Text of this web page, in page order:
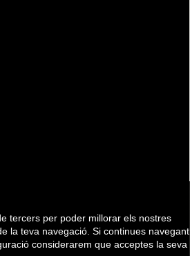
tercers per poder millorar els nostres
la teva navegació. Si continues navegant
considerarem que acceptes la seva